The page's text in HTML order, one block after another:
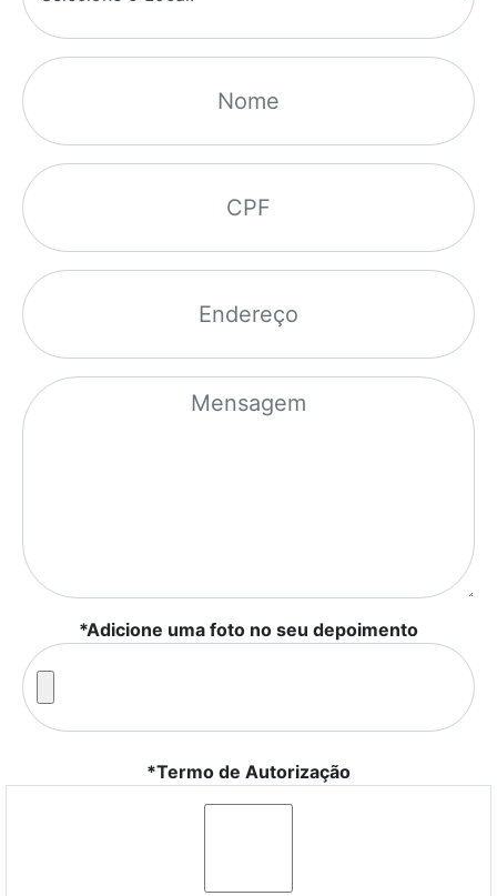
*Adicione uma foto no seu depoimento
*Termo de Autorização